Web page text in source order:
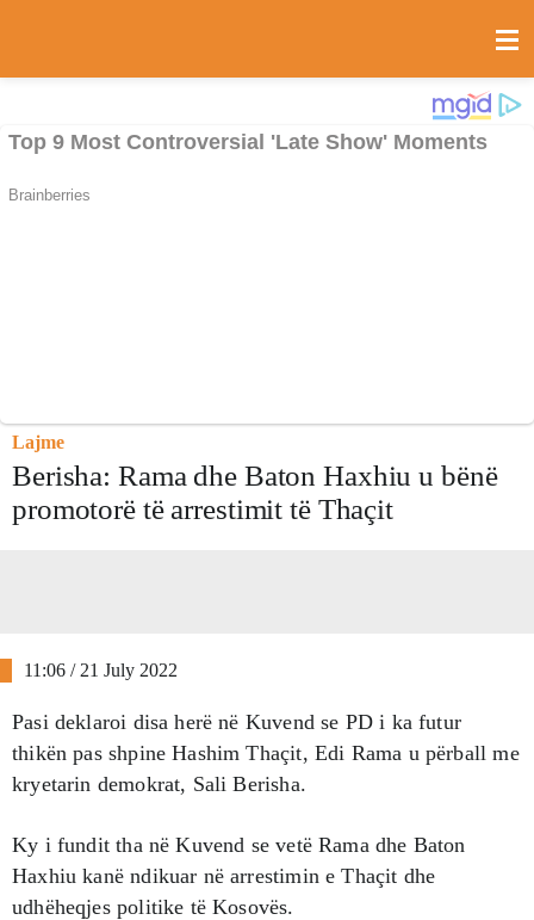
Lajme
Berisha: Rama dhe Baton Haxhiu u bënë
promotorë të arrestimit të Thaçit
11:06 / 21 July 2022
Pasi deklaroi disa herë në Kuvend se PD i ka futur
thikën pas shpine Hashim Thaçit, Edi Rama u përball me
kryetarin demokrat, Sali Berisha.
Ky i fundit tha në Kuvend se vetë Rama dhe Baton
Haxhiu kanë ndikuar në arrestimin e Thaçit dhe
udhëheqjes politike të Kosovës.